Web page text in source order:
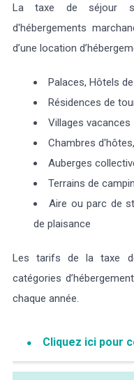
La taxe de séjour
d'hébergements
d’une location
Palaces, Hôtels
Résidences de
Villages vacances
Chambres
Auberges
Terrains de
Aire ou parc de
de plaisance
Les tarifs de la taxe
catégories
chaque année.
Cliquez ici pour